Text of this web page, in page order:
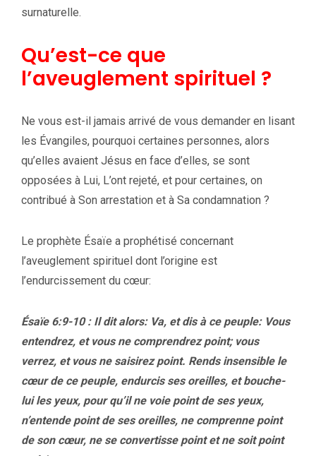
surnaturelle.
Qu’est-ce que
l’aveuglement spirituel ?
Ne vous est-il jamais arrivé de vous demander en lisant
les Évangiles, pourquoi certaines personnes, alors
qu’elles avaient Jésus en face d’elles, se sont
opposées à Lui, L’ont rejeté, et pour certaines, on
contribué à Son arrestation et à Sa condamnation ?
Le prophète Ésaïe a prophétisé concernant
l’aveuglement spirituel dont l’origine est
l’endurcissement du cœur:
Ésaïe 6:9-10 : Il dit alors: Va, et dis à ce peuple: Vous
entendrez, et vous ne comprendrez point; vous
verrez, et vous ne saisirez point. Rends insensible le
cœur de ce peuple, endurcis ses oreilles, et bouche-
lui les yeux, pour qu’il ne voie point de ses yeux,
n’entende point de ses oreilles, ne comprenne point
de son cœur, ne se convertisse point et ne soit point